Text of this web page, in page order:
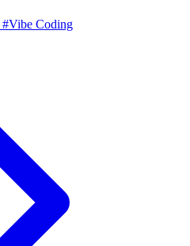
#Vibe Coding